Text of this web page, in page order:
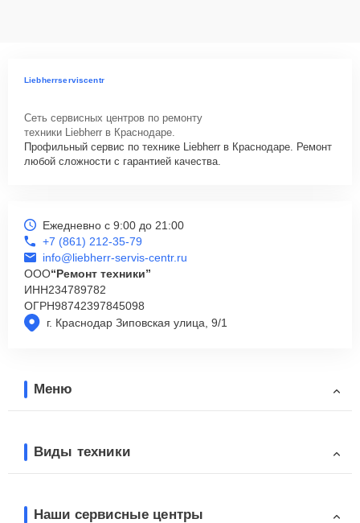
Liebherrserviscentr
Сеть сервисных центров по ремонту
техники Liebherr в Краснодаре.
Профильный сервис по технике Liebherr в Краснодаре. Ремонт
любой сложности с гарантией качества.
г. Краснодар Зиповская улица, 9/1
Ежедневно с 9:00 до 21:00
+7 (861) 212-35-79
info@liebherr-servis-centr.ru
ООО“Ремонт техники”
ИНН234789782
ОГРН98742397845098
Меню
Виды техники
Наши сервисные центры